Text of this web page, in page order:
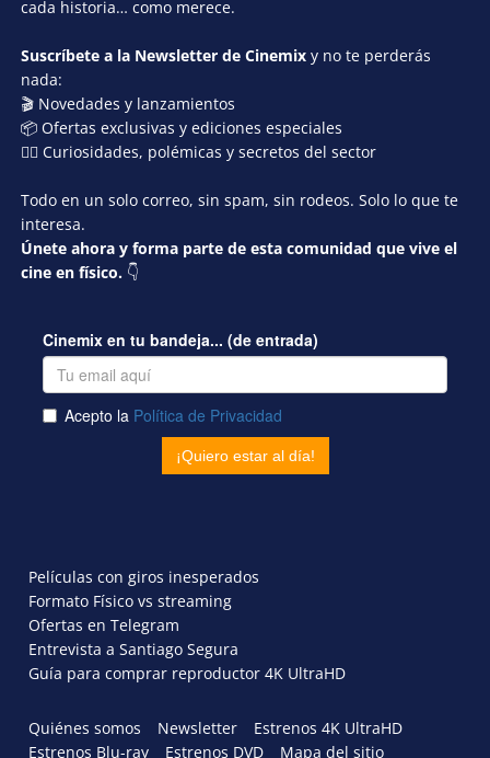
cada historia… como merece.
Suscríbete a la Newsletter de Cinemix y no te perderás
nada:
🎬 Novedades y lanzamientos
📦 Ofertas exclusivas y ediciones especiales
🕵️‍♂️ Curiosidades, polémicas y secretos del sector
Todo en un solo correo, sin spam, sin rodeos. Solo lo que te
interesa.
Únete ahora y forma parte de esta comunidad que vive el
cine en físico. 👇
Películas con giros inesperados
Formato Físico vs streaming
Ofertas en Telegram
Entrevista a Santiago Segura
Guía para comprar reproductor 4K UltraHD
Quiénes somos Newsletter
Estrenos 4K UltraHD
Estrenos Blu-ray
Estrenos DVD Mapa del sitio